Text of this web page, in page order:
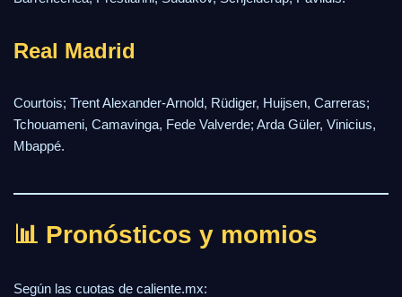
Real Madrid
Courtois; Trent Alexander-Arnold, Rüdiger, Huijsen, Carreras;
Tchouameni, Camavinga, Fede Valverde; Arda Güler, Vinicius,
Mbappé.
📊 Pronósticos y momios
Según las cuotas de caliente.mx: